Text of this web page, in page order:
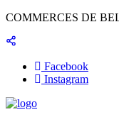
COMMERCES DE
Facebook
Instagram